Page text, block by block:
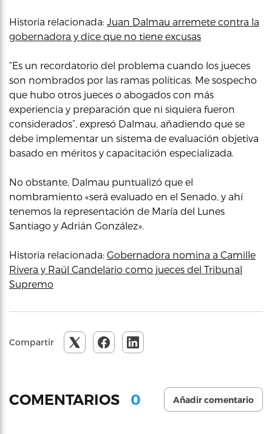
Historia relacionada: Juan Dalmau arremete contra la
gobernadora y dice que no tiene excusas
“Es un recordatorio del problema cuando los jueces
son nombrados por las ramas políticas. Me sospecho
que hubo otros jueces o abogados con más
experiencia y preparación que ni siquiera fueron
considerados”, expresó Dalmau, añadiendo que se
debe implementar un sistema de evaluación objetiva
basado en méritos y capacitación especializada.
No obstante, Dalmau puntualizó que el
nombramiento «será evaluado en el Senado, y ahí
tenemos la representación de María del Lunes
Santiago y Adrián González».
Historia relacionada: Gobernadora nomina a Camille
Rivera y Raúl Candelario como jueces del Tribunal
Supremo
Compartir
COMENTARIOS 0 Añadir comentario